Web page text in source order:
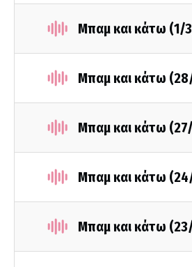
Μπαμ και κάτω (1/
Μπαμ και κάτω
Μπαμ και κάτω
Μπαμ και κάτω
Μπαμ και κάτω